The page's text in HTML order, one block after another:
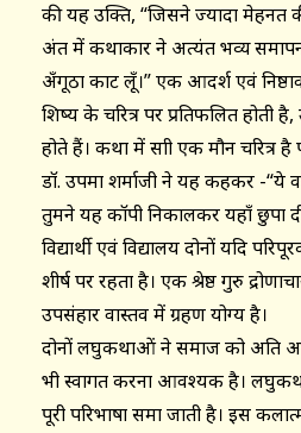
की यह उक्ति, “जिसने ज्यादा मेहनत
अंत में कथाकार ने अत्यंत भव्य
अँगूठा काट लूँ।” एक आदर्श एवं
शिष्य के चरित्र पर प्रतिफलित होती है,
होते हैं। कथा में साक्षी एक मौन चरित्र
डॉ. उपमा शर्माजी ने यह कहकर -“ये
तुमने यह कॉपी निकालकर यहाँ छुपा
विद्यार्थी एवं विद्यालय दोनों यदि
शीर्ष पर रहता है। एक श्रेष्ठ गुरु
उपसंहार वास्तव में ग्रहण योग्य है।
दोनों लघुकथाओं ने समाज को अति
भी स्वागत करना आवश्यक है।
पूरी परिभाषा समा जाती है। इस